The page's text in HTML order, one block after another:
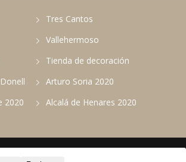
Tres Cantos
Vallehermoso
Tienda de decoración
Arturo Soria 2020
2020
Alcalá de Henares 2020
Política de cookies